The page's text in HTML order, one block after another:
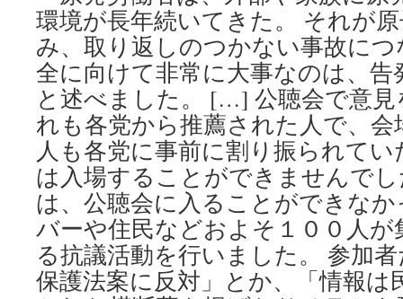
環境が長年続いてきた。 それが
み、取り返しのつかない事故に
全に向けて非常に大事なのは、
と述べました。 […] 公聴会で意
れも各党から推薦された人で、
人も各党に事前に割り振られて
は入場することができませんで
は、公聴会に入ることができな
バーや住民などおよそ１００人
る抗議活動を行いました。 参加
保護法案に反対」とか、「情報は